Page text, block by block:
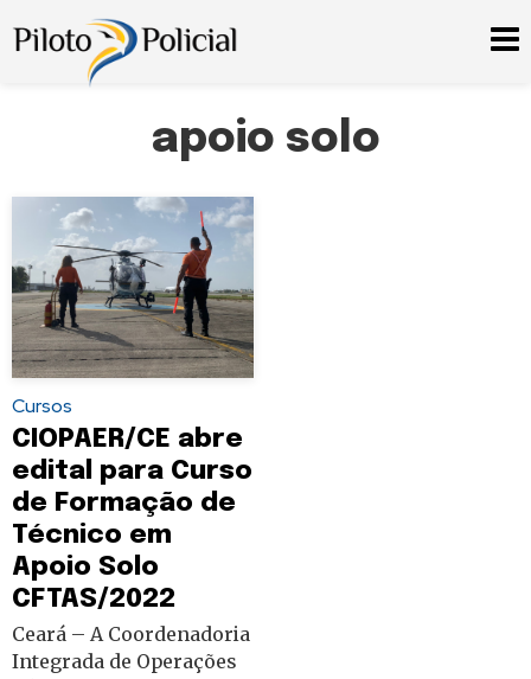
apoio solo
Cursos
CIOPAER/CE abre
edital para Curso
de Formação de
Técnico em
Apoio Solo
CFTAS/2022
Ceará – A Coordenadoria
Integrada de Operações